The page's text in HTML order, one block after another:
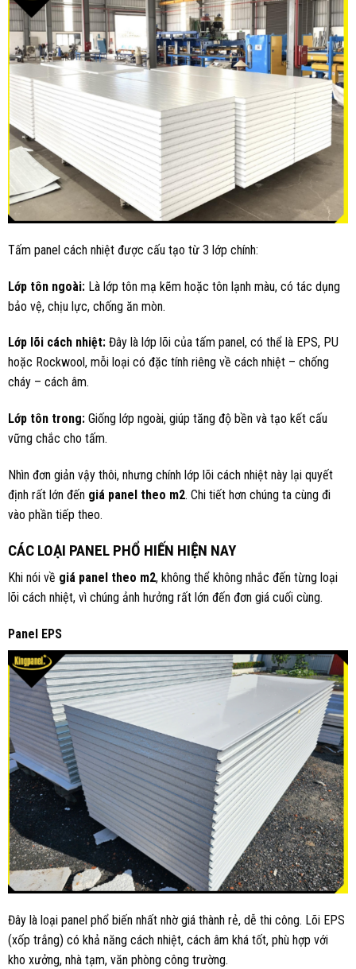
Tấm panel cách nhiệt được cấu tạo từ 3 lớp chính:
Lớp tôn ngoài: Là lớp tôn mạ kẽm hoặc tôn lạnh màu, có tác dụng
bảo vệ, chịu lực, chống ăn mòn.
Lớp lõi cách nhiệt: Đây là lớp lõi của tấm panel, có thể là EPS, PU
hoặc Rockwool, mỗi loại có đặc tính riêng về cách nhiệt – chống
cháy – cách âm.
Lớp tôn trong: Giống lớp ngoài, giúp tăng độ bền và tạo kết cấu
vững chắc cho tấm.
Nhìn đơn giản vậy thôi, nhưng chính lớp lõi cách nhiệt này lại quyết
định rất lớn đến giá panel theo m2. Chi tiết hơn chúng ta cùng đi
vào phần tiếp theo.
CÁC LOẠI PANEL PHỔ HIẾN HIỆN NAY
Khi nói về giá panel theo m2, không thể không nhắc đến từng loại
lõi cách nhiệt, vì chúng ảnh hưởng rất lớn đến đơn giá cuối cùng.
Panel EPS
Đây là loại panel phổ biến nhất nhờ giá thành rẻ, dễ thi công. Lõi EPS
(xốp trắng) có khả năng cách nhiệt, cách âm khá tốt, phù hợp với
kho xưởng, nhà tạm, văn phòng công trường.